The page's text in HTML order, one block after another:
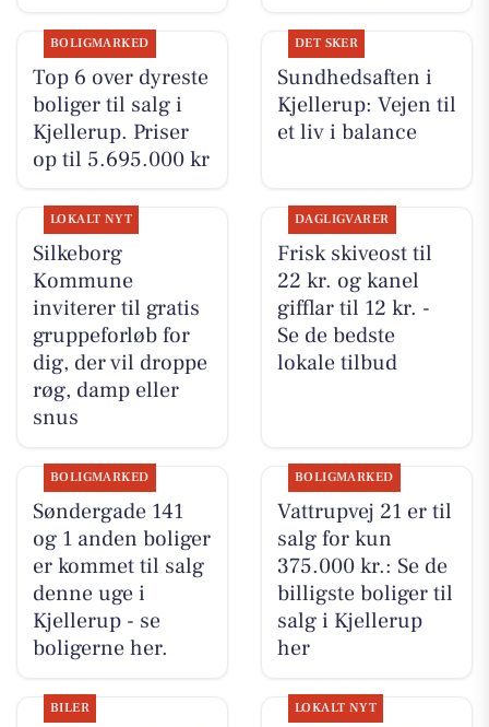
BOLIGMARKED
Top 6 over dyreste
boliger til salg i
Kjellerup. Priser
op til 5.695.000 kr
DET SKER
Sundhedsaften i
Kjellerup: Vejen til
et liv i balance
LOKALT NYT
Silkeborg
Kommune
inviterer til gratis
gruppeforløb for
dig, der vil droppe
røg, damp eller
snus
DAGLIGVARER
Frisk skiveost til
22 kr. og kanel
gifflar til 12 kr. -
Se de bedste
lokale tilbud
BOLIGMARKED
Søndergade 141
og 1 anden boliger
er kommet til salg
denne uge i
Kjellerup - se
boligerne her.
BOLIGMARKED
Vattrupvej 21 er til
salg for kun
375.000 kr.: Se de
billigste boliger til
salg i Kjellerup
her
BILER LOKALT NYT